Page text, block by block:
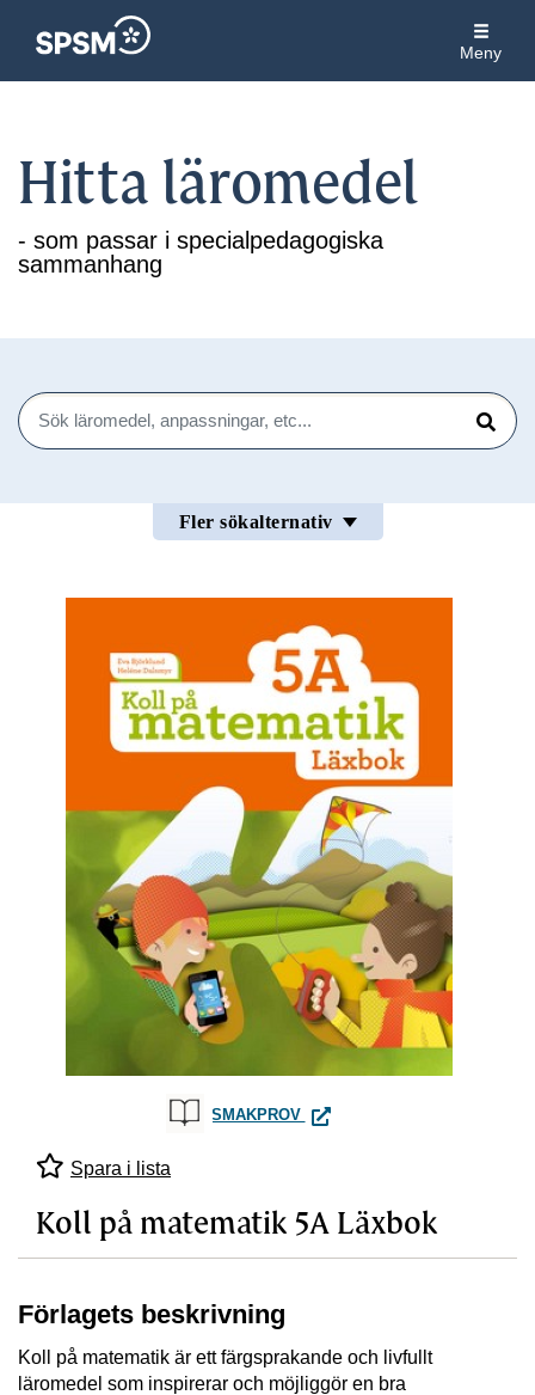
Meny
Hitta läromedel
- som passar i specialpedagogiska
sammanhang
Sök
Sök
Fler sökalternativ
SMAKPROV KOLL PÅ MATEMATIK 5A
Spara i lista
Koll på matematik 5A Läxbok
Förlagets beskrivning
Koll på matematik är ett färgsprakande och livfullt
läromedel som inspirerar och möjliggör en bra